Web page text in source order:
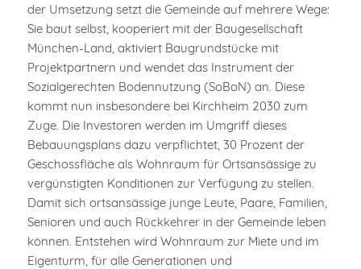
der Umsetzung setzt die Gemeinde auf mehrere Wege:
Sie baut selbst, kooperiert mit der Baugesellschaft
München-Land, aktiviert Baugrundstücke mit
Projektpartnern und wendet das Instrument der
Sozialgerechten Bodennutzung (SoBoN) an. Diese
kommt nun insbesondere bei Kirchheim 2030 zum
Zuge. Die Investoren werden im Umgriff dieses
Bebauungsplans dazu verpflichtet, 30 Prozent der
Geschossfläche als Wohnraum für Ortsansässige zu
vergünstigten Konditionen zur Verfügung zu stellen.
Damit sich ortsansässige junge Leute, Paare, Familien,
Senioren und auch Rückkehrer in der Gemeinde leben
können. Entstehen wird Wohnraum zur Miete und im
Eigenturm, für alle Generationen und